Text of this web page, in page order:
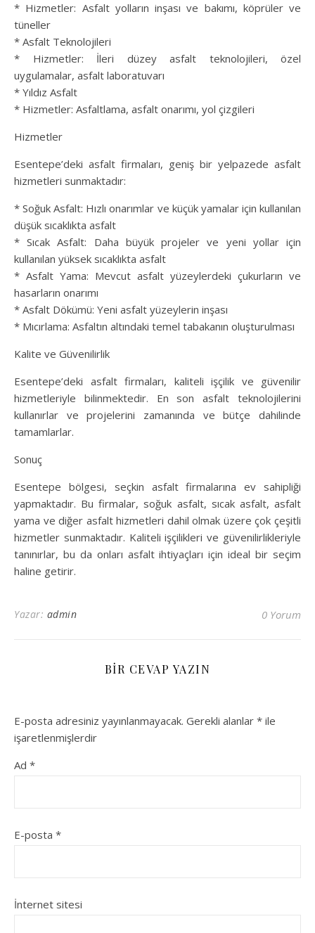
* Hizmetler: Asfalt yolların inşası ve bakımı, köprüler ve
tüneller
* Asfalt Teknolojileri
* Hizmetler: İleri düzey asfalt teknolojileri, özel
uygulamalar, asfalt laboratuvarı
* Yıldız Asfalt
* Hizmetler: Asfaltlama, asfalt onarımı, yol çizgileri
Hizmetler
Esentepe’deki asfalt firmaları, geniş bir yelpazede asfalt
hizmetleri sunmaktadır:
* Soğuk Asfalt: Hızlı onarımlar ve küçük yamalar için kullanılan
düşük sıcaklıkta asfalt
* Sıcak Asfalt: Daha büyük projeler ve yeni yollar için
kullanılan yüksek sıcaklıkta asfalt
* Asfalt Yama: Mevcut asfalt yüzeylerdeki çukurların ve
hasarların onarımı
* Asfalt Dökümü: Yeni asfalt yüzeylerin inşası
* Mıcırlama: Asfaltın altındaki temel tabakanın oluşturulması
Kalite ve Güvenilirlik
Esentepe’deki asfalt firmaları, kaliteli işçilik ve güvenilir
hizmetleriyle bilinmektedir. En son asfalt teknolojilerini
kullanırlar ve projelerini zamanında ve bütçe dahilinde
tamamlarlar.
Sonuç
Esentepe bölgesi, seçkin asfalt firmalarına ev sahipliği
yapmaktadır. Bu firmalar, soğuk asfalt, sıcak asfalt, asfalt
yama ve diğer asfalt hizmetleri dahil olmak üzere çok çeşitli
hizmetler sunmaktadır. Kaliteli işçilikleri ve güvenilirlikleriyle
tanınırlar, bu da onları asfalt ihtiyaçları için ideal bir seçim
haline getirir.
Yazar: admin 0 Yorum
BIR CEVAP YAZIN
E-posta adresiniz yayınlanmayacak. Gerekli alanlar * ile
işaretlenmişlerdir
Ad *
E-posta *
İnternet sitesi